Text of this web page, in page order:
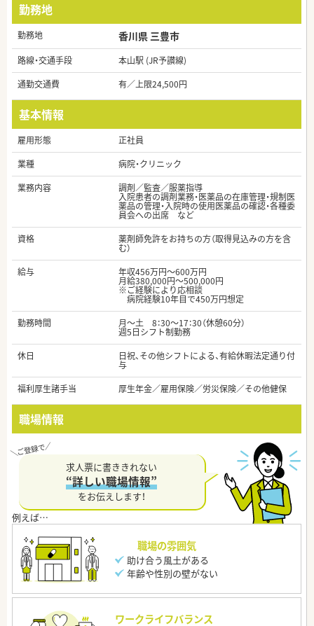
勤務地
勤務地 香川県 三豊市
路線・交通手段
本山駅 (JR予讃線)
通勤交通費
有／上限24,500円
基本情報
雇用形態
正社員
業種
病院・クリニック
業務内容
調剤／監査／服薬指導
入院患者の調剤業務・医薬品の在庫管理・規制医
薬品の管理・入院時の使用医薬品の確認・各種委
員会への出席 など
資格
薬剤師免許をお持ちの方（取得見込みの方を含
む）
給与
年収456万円～600万円
月給380,000円～500,000円
※ご経験により応相談
病院経験10年目で450万円想定
勤務時間
月～土 8：30～17：30（休憩60分）
週5日シフト制勤務
休日
日祝、その他シフトによる、有給休暇法定通り付
与
福利厚生諸手当
厚生年金／雇用保険／労災保険／その他健保
職場情報
求人票に書ききれない
“詳しい職場情報”
をお伝えします！
職場の雰囲気
助け合う風土がある
年齢や性別の壁がない
ワークライフバランス